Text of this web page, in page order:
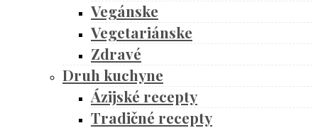
Vegánske
Vegetariánske
Zdravé
Druh kuchyne
Ázijské recepty
Tradičné recepty